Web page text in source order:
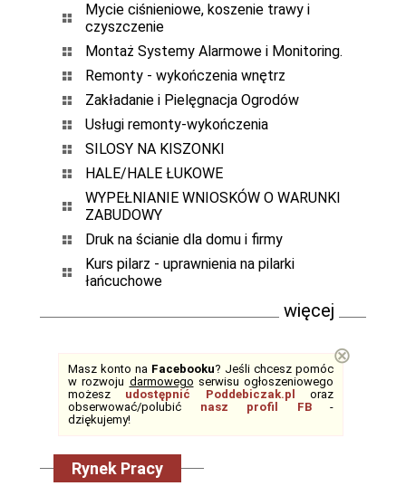
Mycie ciśnieniowe, koszenie trawy i
czyszczenie
Montaż Systemy Alarmowe i Monitoring.
Remonty - wykończenia wnętrz
Zakładanie i Pielęgnacja Ogrodów
Usługi remonty-wykończenia
SILOSY NA KISZONKI
HALE/HALE ŁUKOWE
WYPEŁNIANIE WNIOSKÓW O WARUNKI
ZABUDOWY
Druk na ścianie dla domu i firmy
Kurs pilarz - uprawnienia na pilarki
łańcuchowe
więcej
Masz konto na Facebooku? Jeśli chcesz pomóc
w rozwoju darmowego serwisu ogłoszeniowego
możesz udostępnić Poddebiczak.pl
oraz
obserwować/polubić nasz profil FB-
dziękujemy!
⊗
Rynek Pracy